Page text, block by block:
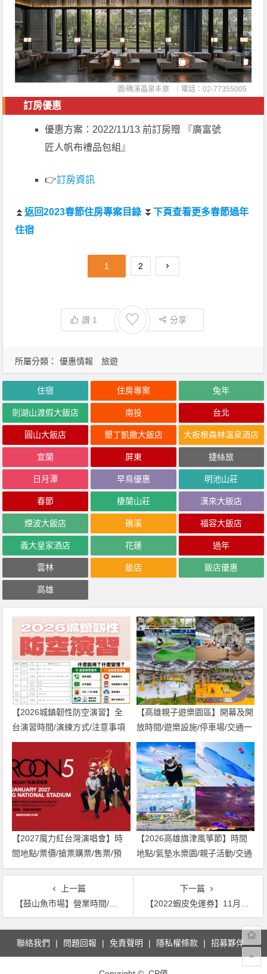
圖/礁溪晶泉丰旅 ｜電話：02-77355005
訂房優惠
優惠方案：2022/11/13 前訂房贈 『廣富號
匠人帆布禮品包組』
👉訂房資訊
⏫返回2023春節住房專案目錄 ⏬下頁查看更多春節過年
住宿
1 2
讚 1 ♡ 分享
所屬分類： 優惠情報 旅遊
住宿 住房專案 兔年
劍湖山渡假大飯店 南投 台北
圓山大飯店 墾丁凱撒大飯店 大板根森林溫泉酒店
宜蘭 屏東 捷絲旅
日月潭 早鳥優惠 明池山莊
春節 棲蘭山莊 漢來大飯店
煙波大飯店 礁溪 福容大飯店
義大皇家酒店 花蓮 過年
雲林 飯店 飯店優惠
高雄
【2026城鎮韌性防空演習】全
台演習時間/演練方式/注意事項
一次看！
【高雄親子遊樂園區】開幕及開
放時間/遊樂設施/停車場/交通一
次看！
【2027魔力紅台灣演唱會】時
間地點/票價/搶票購票/售票/預
購，高雄世運登場！
【2026高雄旗津風箏節】時間
地點/氣墊水樂園/親子活動/交通
一次看！
上一篇
【鼓山魚市場】營業時間/美食攤位/交通一次看，高雄打卡新地標！
下一篇
【2022蝦皮免運券】11月最新運費優惠/免運活動/不能用解決辦法總整理
文
導
聯絡我們 問題回報 免責聲明 隱私權條款 招募夥伴